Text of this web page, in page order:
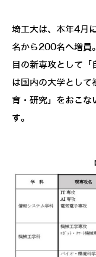
埼工大は、本年4月
名から200名へ増員
目の新専攻として
は国内の大学として
育・研究」をおこな
す。